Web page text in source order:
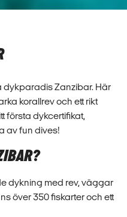
dykparadis Zanzibar. Här
korallrev och ett rikt
första dykcertifikat,
av fun dives!
dykning med rev, väggar
över 350 fiskarter och ett